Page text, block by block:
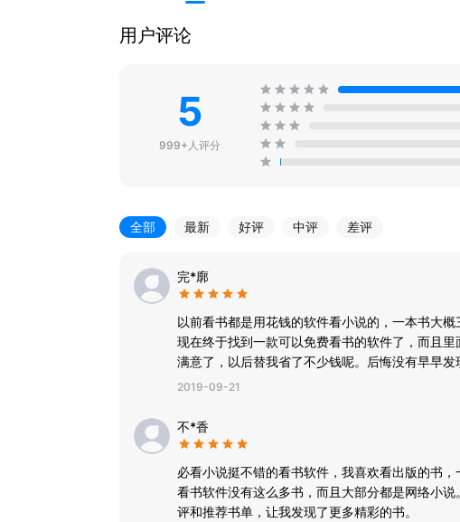
用户评论
5
999+人评分
全部 最新 好评 中评 差评
完*廓
以前看书都是用花钱的软件看小说的，一本书大
现在终于找到一款可以免费看书的软件了，而且
满意了，以后替我省了不少钱呢。后悔没有早早发
2019-09-21
不*香
必看小说挺不错的看书软件，我喜欢看出版的书
看书软件没有这么多书，而且大部分都是网络小
评和推荐书单，让我发现了更多精彩的书。